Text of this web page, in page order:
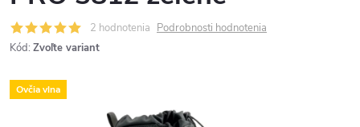
2 hodnotenia Podrobnosti hodnotenia
Kód: Zvoľte variant
Ovčia vlna